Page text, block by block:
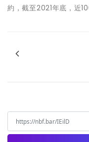
約，截至2021年底，近